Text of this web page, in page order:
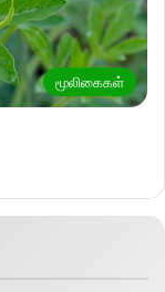
மூலிகைகள்